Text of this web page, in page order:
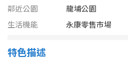
屏東縣
樓層
不拘
鄰近公園
龍埔公園
生活機能
永康零售市場
特色描述